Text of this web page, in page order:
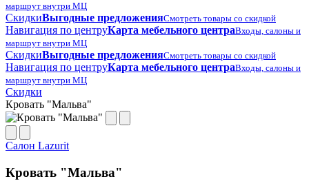
маршрут внутри МЦ
СкидкиВыгодные предложенияСмотреть товары со скидкой
Навигация по центруКарта мебельного центраВходы, салоны и
маршрут внутри МЦ
СкидкиВыгодные предложенияСмотреть товары со скидкой
Навигация по центруКарта мебельного центраВходы, салоны и
маршрут внутри МЦ
Скидки
Кровать "Мальва"
Салон Lazurit
Кровать "Мальва"